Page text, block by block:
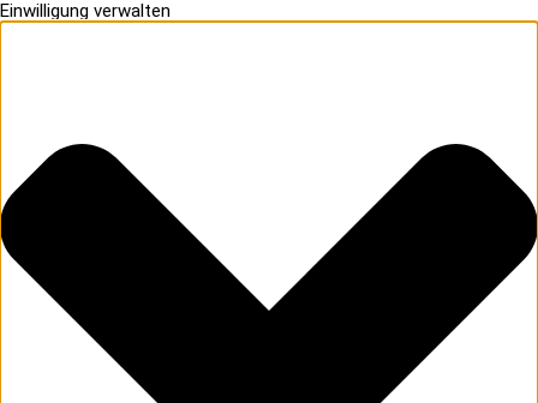
Einwilligung verwalten